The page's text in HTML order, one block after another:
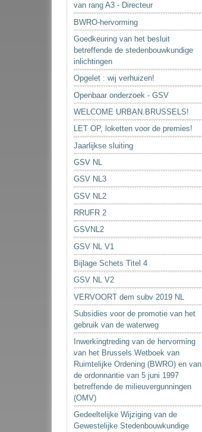
van rang A3 - Directeur
BWRO-hervorming
Goedkeuring van het besluit
betreffende de stedenbouwkundige
inlichtingen
Opgelet : wij verhuizen!
Openbaar onderzoek - GSV
WELCOME URBAN.BRUSSELS!
LET OP, loketten voor de premies!
Jaarlijkse sluiting
GSV NL
GSV NL3
GSV NL2
RRUFR 2
GSVNL2
GSV NL V1
Bijlage Schets Titel 4
GSV NL V2
VERVOORT dem subv 2019 NL
Subsidies voor de promotie van het
gebruik van de waterweg
Inwerkingtreding van de hervorming
van het Brussels Wetboek van
Ruimtelijke Ordening (BWRO) en van
de ordonnantie van 5 juni 1997
betreffende de milieuvergunningen
(OMV)
Gedeeltelijke Wijziging van de
Gewestelijke Stedenbouwkundige